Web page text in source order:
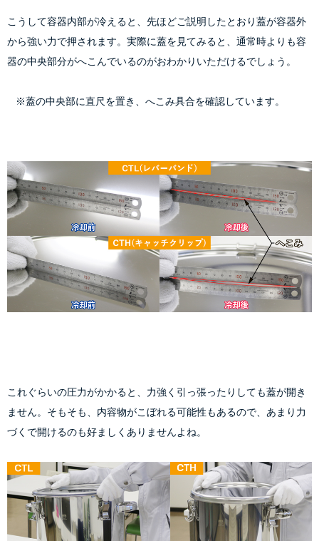
こうして容器内部が冷えると、先ほどご説明したとおり蓋が容器外
から強い力で押されます。実際に蓋を見てみると、通常時よりも容
器の中央部分がへこんでいるのがおわかりいただけるでしょう。
    ※蓋の中央部に直尺を置き、へこみ具合を確認しています。
これぐらいの圧力がかかると、力強く引っ張ったりしても蓋が開き
ません。そもそも、内容物がこぼれる可能性もあるので、あまり力
づくで開けるのも好ましくありませんよね。